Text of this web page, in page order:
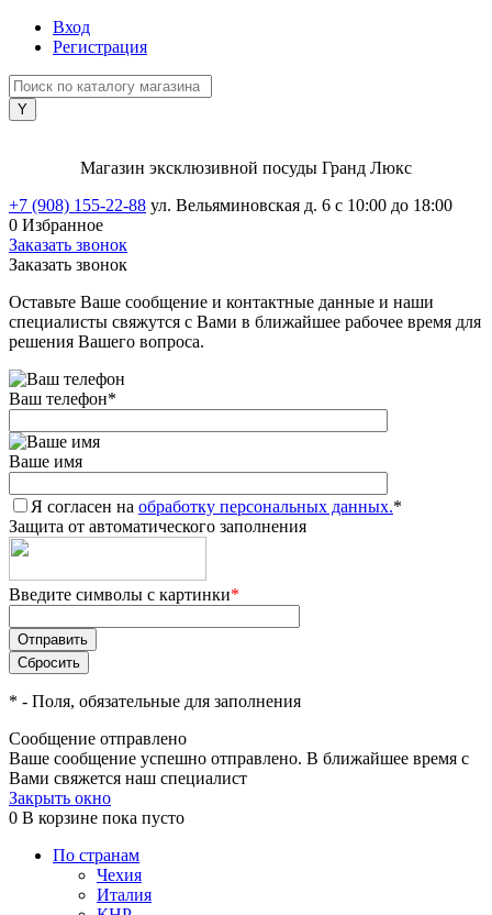
Вход
Регистрация
Магазин эксклюзивной посуды Гранд Люкс
+7 (908) 155-22-88 ул. Вельяминовская д. 6 с 10:00 до 18:00
0 Избранное
Заказать звонок
Заказать звонок
Оставьте Ваше сообщение и контактные данные и наши
специалисты свяжутся с Вами в ближайшее рабочее время для
решения Вашего вопроса.
Ваш телефон*
Ваше имя
Я согласен на обработку персональных данных.*
Защита от автоматического заполнения
Введите символы с картинки*
* - Поля, обязательные для заполнения
Сообщение отправлено
Ваше сообщение успешно отправлено. В ближайшее время с
Вами свяжется наш специалист
Закрыть окно
0 В корзине пока пусто
По странам
Чехия
Италия